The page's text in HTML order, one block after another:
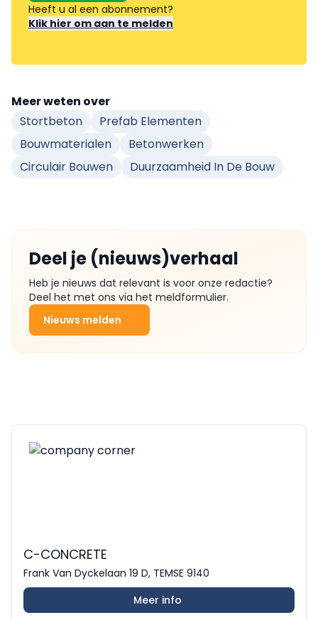
Heeft u al een abonnement?
Klik hier om aan te melden
Meer weten over
Stortbeton
Prefab Elementen
Bouwmaterialen
Betonwerken
Circulair Bouwen
Duurzaamheid In De Bouw
Deel je (nieuws)verhaal
Heb je nieuws dat relevant is voor onze redactie?
Deel het met ons via het meldformulier.
Nieuws melden
C-CONCRETE
Frank Van Dyckelaan 19 D, TEMSE 9140
Meer info